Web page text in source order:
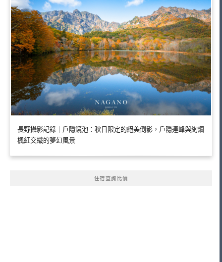
長野攝影記錄｜戶隱鏡池：秋日限定的絕美倒影，戶隱連峰與絢爛
楓紅交織的夢幻風景
住宿查詢比價